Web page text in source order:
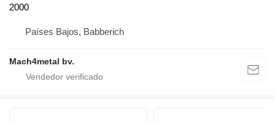
2000
Países Bajos, Babberich
Mach4metal bv.